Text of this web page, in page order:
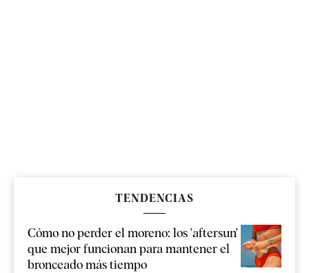
TENDENCIAS
Cómo no perder el moreno: los 'aftersun'
que mejor funcionan para mantener el
bronceado más tiempo